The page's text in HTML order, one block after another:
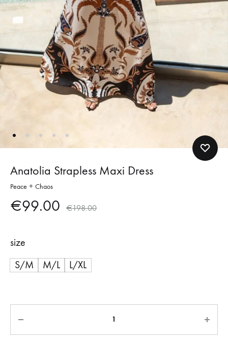
Anatolia Strapless Maxi Dress
Peace + Chaos
€99.00 €198.00
size
S/M
M/L L/XL